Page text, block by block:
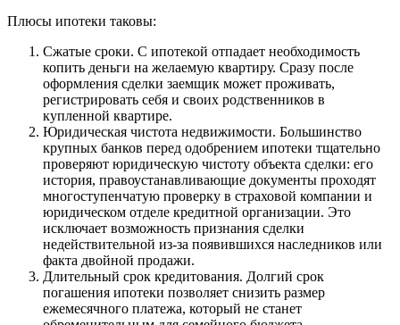
Плюсы ипотеки таковы:
Сжатые сроки. С ипотекой отпадает необходимость
копить деньги на желаемую квартиру. Сразу после
оформления сделки заемщик может проживать,
регистрировать себя и своих родственников в
купленной квартире.
Юридическая чистота недвижимости. Большинство
крупных банков перед одобрением ипотеки тщательно
проверяют юридическую чистоту объекта сделки: его
история, правоустанавливающие документы проходят
многоступенчатую проверку в страховой компании и
юридическом отделе кредитной организации. Это
исключает возможность признания сделки
недействительной из-за появившихся наследников или
факта двойной продажи.
Длительный срок кредитования. Долгий срок
погашения ипотеки позволяет снизить размер
ежемесячного платежа, который не станет